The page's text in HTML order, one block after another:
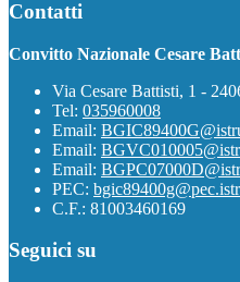
Contatti
Convitto Nazionale Cesare
Via Cesare Battisti, 1 -
Tel: 035960008
Email:
Email:
Email:
PEC:
C.F.: 81003460169
Seguici su